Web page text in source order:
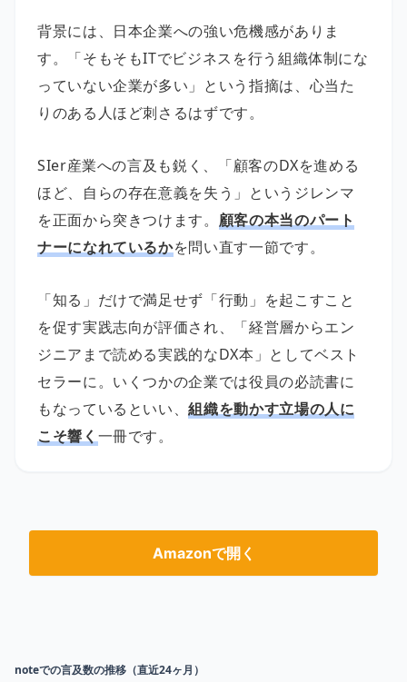
背景には、日本企業への強い危機感がありま
す。「そもそもITでビジネスを行う組織体制にな
っていない企業が多い」という指摘は、心当た
りのある人ほど刺さるはずです。
SIer産業への言及も鋭く、「顧客のDXを進める
ほど、自らの存在意義を失う」というジレンマ
を正面から突きつけます。 顧客の本当のパート
ナーになれているかを問い直す一節です。
「知る」だけで満足せず「行動」を起こすこと
を促す実践志向が評価され、「経営層からエン
ジニアまで読める実践的なDX本」としてベスト
セラーに。いくつかの企業では役員の必読書に
もなっているといい、組織を動かす立場の人に
こそ響く 一冊です。
Amazonで開く
noteでの言及数の推移（直近24ヶ月）